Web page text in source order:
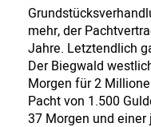
mehr, der
Jahre. Letztendlich
Der Biegwald
Morgen für 2
Pacht von 1.500
37 Morgen und